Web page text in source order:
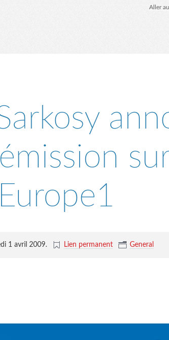
Aller
Europe1
1 avril 2009. Lien permanent General